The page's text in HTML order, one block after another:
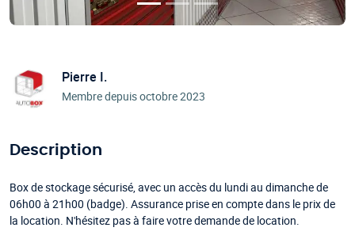
Pierre I.
Membre depuis octobre 2023
Description
Box de stockage sécurisé, avec un accès du lundi au dimanche de
06h00 à 21h00 (badge). Assurance prise en compte dans le prix de
la location. N'hésitez pas à faire votre demande de location.